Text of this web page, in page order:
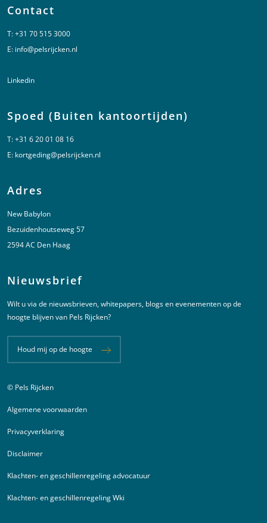
Contact
T:+31 70 515 3000
E: info@pelsrijcken.nl
Linkedin
Spoed (Buiten kantoortijden)
T:+31 6 20 01 08 16
E: kortgeding@pelsrijcken.nl
Adres
New Babylon
Bezuidenhoutseweg 57
2594 AC Den Haag
Nieuwsbrief
Wilt u via de nieuwsbrieven, whitepapers, blogs en evenementen op de
hoogte blijven van Pels Rijcken?
Houd mij op de hoogte
Juridische informatie
© Pels Rijcken
Algemene voorwaarden
Privacyverklaring
Disclaimer
Klachten- en geschillenregeling advocatuur
Klachten- en geschillenregeling Wki